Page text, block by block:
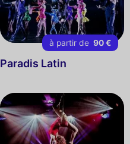
à partir de 90 €
Paradis Latin